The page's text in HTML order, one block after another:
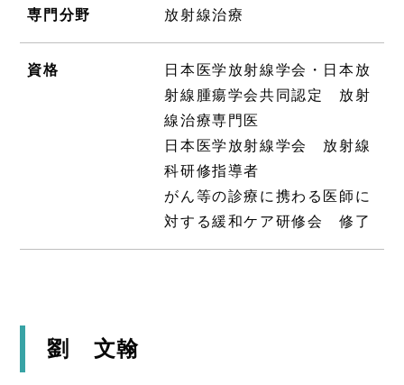
専門分野 放射線治療
資格
日本医学放射線学会・日本放
射線腫瘍学会共同認定 放射
線治療専門医
日本医学放射線学会 放射線
科研修指導者
がん等の診療に携わる医師に
対する緩和ケア研修会 修了
劉 文翰